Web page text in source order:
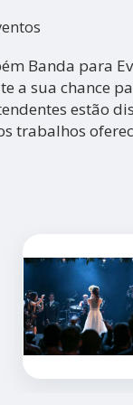
Banda para
a sua chance
estão
trabalhos